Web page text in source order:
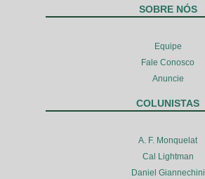
SOBRE NÓS
Equipe
Fale Conosco
Anuncie
COLUNISTAS
A. F. Monquelat
Cal Lightman
Daniel Giannechini